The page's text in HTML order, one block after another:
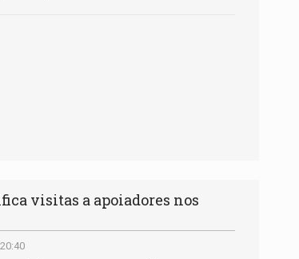
visitas a apoiadores nos